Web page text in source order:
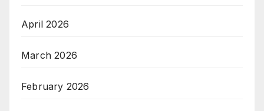
April 2026
March 2026
February 2026